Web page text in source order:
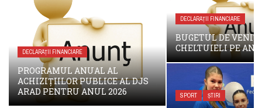
DECLARAȚII FINANCIARE
PROGRAMUL ANUAL AL
ACHIZIȚIILOR PUBLICE AL DJS
ARAD PENTRU ANUL 2026
DECLARAȚII FINANCIARE
BUGETUL DE
CHELTUIELI PE
SPORT ȘTIRI